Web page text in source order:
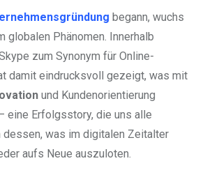
begann, wuchs
globalen Phänomen. Innerhalb
zum Synonym für Online-
damit eindrucksvoll gezeigt, was mit
und Kundenorientierung
eine Erfolgsstory, die uns alle
dessen, was im digitalen Zeitalter
aufs Neue auszuloten.